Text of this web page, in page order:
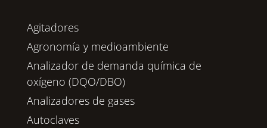
Agitadores
Agronomía y medioambiente
Analizador de demanda química de
oxígeno (DQO/DBO)
Analizadores de gases
Autoclaves